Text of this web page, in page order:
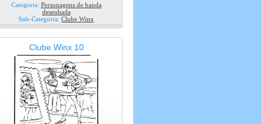
Categoria: Personagens de banda
desenhada
Sub-Categoria: Clube Winx
Clube Winx 10